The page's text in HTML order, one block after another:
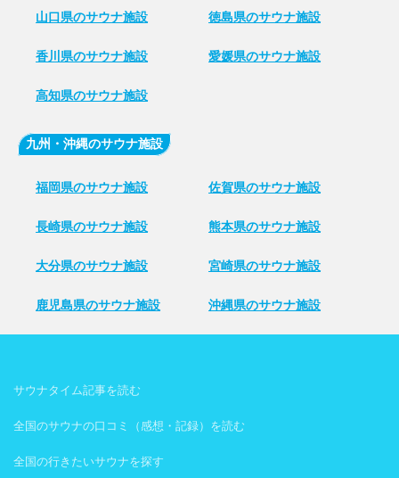
山口県のサウナ施設 徳島県のサウナ施設
香川県のサウナ施設 愛媛県のサウナ施設
高知県のサウナ施設
九州・沖縄のサウナ施設
福岡県のサウナ施設 佐賀県のサウナ施設
長崎県のサウナ施設 熊本県のサウナ施設
大分県のサウナ施設 宮崎県のサウナ施設
鹿児島県のサウナ施設 沖縄県のサウナ施設
サウナタイム記事を読む
全国のサウナの口コミ（感想・記録）を読む
全国の行きたいサウナを探す